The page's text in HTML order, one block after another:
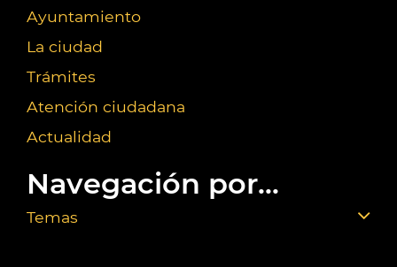
Ayuntamiento
La ciudad
Trámites
Atención ciudadana
Actualidad
Navegación por...
Temas